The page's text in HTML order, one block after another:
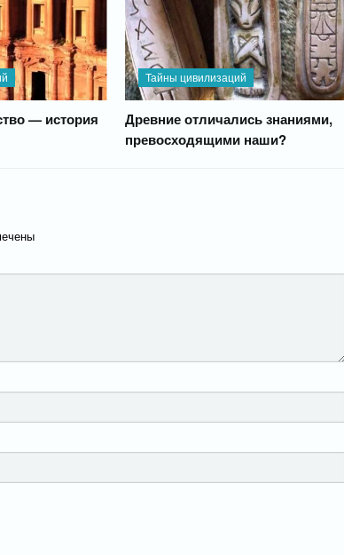
— история
Тайны цивилизаций
Древние отличались знаниями,
превосходящими наши?